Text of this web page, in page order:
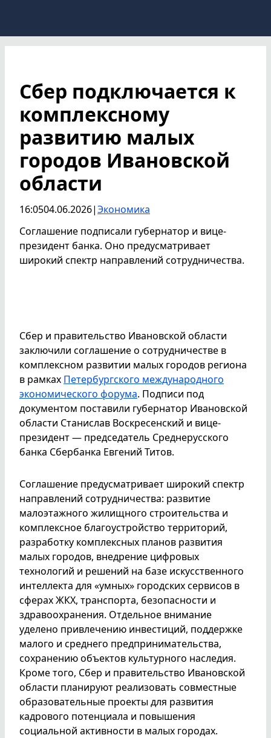
Сбер подключается к
комплексному
развитию малых
городов Ивановской
области
16:0504.06.2026|Экономика
Соглашение подписали губернатор и вице-
президент банка. Оно предусматривает
широкий спектр направлений сотрудничества.
Сбер и правительство Ивановской области
заключили соглашение о сотрудничестве в
комплексном развитии малых городов региона
в рамках Петербургского международного
экономического форума. Подписи под
документом поставили губернатор Ивановской
области Станислав Воскресенский и вице-
президент — председатель Среднерусского
банка Сбербанка Евгений Титов.
Соглашение предусматривает широкий спектр
направлений сотрудничества: развитие
малоэтажного жилищного строительства и
комплексное благоустройство территорий,
разработку комплексных планов развития
малых городов, внедрение цифровых
технологий и решений на базе искусственного
интеллекта для «умных» городских сервисов в
сферах ЖКХ, транспорта, безопасности и
здравоохранения. Отдельное внимание
уделено привлечению инвестиций, поддержке
малого и среднего предпринимательства,
сохранению объектов культурного наследия.
Кроме того, Сбер и правительство Ивановской
области планируют реализовать совместные
образовательные проекты для развития
кадрового потенциала и повышения
социальной активности в малых городах.